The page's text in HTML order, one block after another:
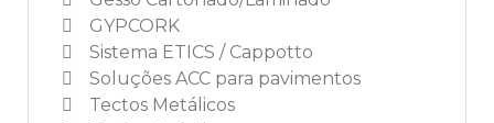
GYPCORK
Sistema ETICS / Cappotto
Soluções ACC para pavimentos
Tectos Metálicos